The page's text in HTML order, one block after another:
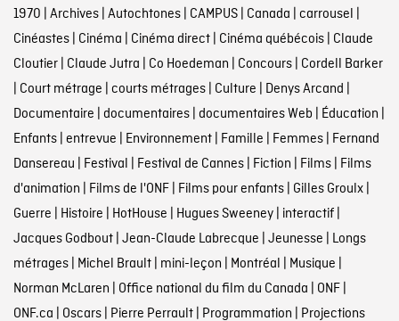
1970 | Archives| Autochtones| CAMPUS| Canada | carrousel |
Cinéastes| Cinéma | Cinéma direct| Cinéma québécois| Claude
Cloutier| Claude Jutra | Co Hoedeman | Concours| Cordell Barker
| Court métrage | courts métrages| Culture | Denys Arcand |
Documentaire | documentaires| documentaires Web | Éducation |
Enfants| entrevue | Environnement| Famille | Femmes| Fernand
Dansereau | Festival | Festival de Cannes| Fiction | Films| Films
d'animation | Films de l'ONF| Films pour enfants| Gilles Groulx|
Guerre | Histoire | HotHouse | Hugues Sweeney| interactif|
Jacques Godbout| Jean-Claude Labrecque | Jeunesse | Longs
métrages| Michel Brault| mini-leçon | Montréal | Musique |
Norman McLaren | Office national du film du Canada | ONF|
ONF.ca | Oscars| Pierre Perrault| Programmation | Projections